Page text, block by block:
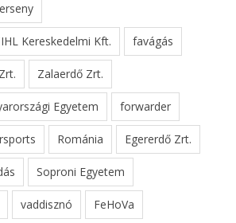
Kereskedelmi Kft. favágás
Zalaerdő Zrt.
Egyetem forwarder
Románia Egererdő Zrt.
Soproni Egyetem
vaddisznó FeHoVa